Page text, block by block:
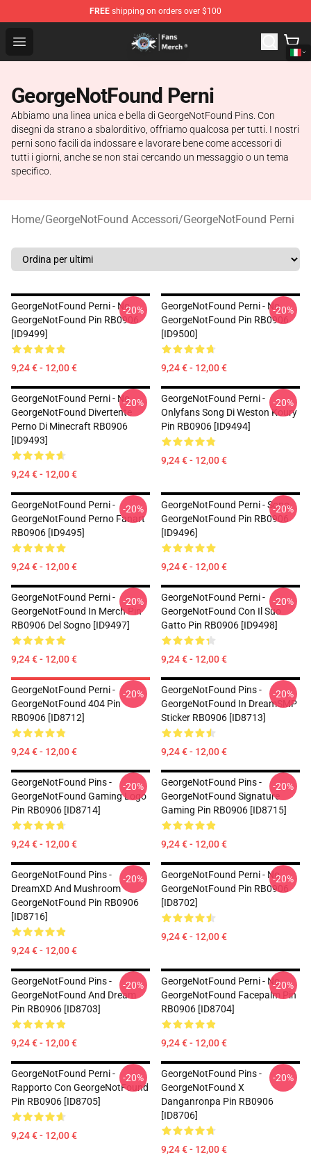
FREE shipping on orders over $100
Open menu
GeorgeNotFound Store - Official GeorgeNotFound
GeorgeNotFound Perni
Abbiamo una linea unica e bella di GeorgeNotFound Pins. Con
disegni da strano a sbalorditivo, offriamo qualcosa per tutti. I nostri
perni sono facili da indossare e lavorare bene come accessori di
tutti i giorni, anche se non stai cercando un messaggio o un tema
specifico.
Home/GeorgeNotFound Accessori/GeorgeNotFound Perni
GeorgeNotFound Perni - No.
GeorgeNotFound Pin RB0906
[ID9499]
9,24 € - 12,00 €
-20%
GeorgeNotFound Perni - No.
GeorgeNotFound Pin RB0906
[ID9500]
9,24 € - 12,00 €
-20%
GeorgeNotFound Perni - No.
GeorgeNotFound Divertente
Perno Di Minecraft RB0906
[ID9493]
9,24 € - 12,00 €
-20%
GeorgeNotFound Perni -
Onlyfans Song Di Weston Koury
Pin RB0906 [ID9494]
9,24 € - 12,00 €
-20%
GeorgeNotFound Perni -
GeorgeNotFound Perno Fanart
RB0906 [ID9495]
9,24 € - 12,00 €
-20%
GeorgeNotFound Perni - Sono
GeorgeNotFound Pin RB0906
[ID9496]
9,24 € - 12,00 €
-20%
GeorgeNotFound Perni -
GeorgeNotFound In Merch Pin
RB0906 Del Sogno [ID9497]
9,24 € - 12,00 €
-20%
GeorgeNotFound Perni -
GeorgeNotFound Con Il Suo
Gatto Pin RB0906 [ID9498]
9,24 € - 12,00 €
-20%
GeorgeNotFound Perni -
GeorgeNotFound 404 Pin
RB0906 [ID8712]
9,24 € - 12,00 €
-20%
GeorgeNotFound Pins -
GeorgeNotFound In DreamSMP
Sticker RB0906 [ID8713]
9,24 € - 12,00 €
-20%
GeorgeNotFound Pins -
GeorgeNotFound Gaming Logo
Pin RB0906 [ID8714]
9,24 € - 12,00 €
-20%
GeorgeNotFound Pins -
GeorgeNotFound Signature
Gaming Pin RB0906 [ID8715]
9,24 € - 12,00 €
-20%
GeorgeNotFound Pins -
DreamXD And Mushroom
GeorgeNotFound Pin RB0906
[ID8716]
9,24 € - 12,00 €
-20%
GeorgeNotFound Perni - No.
GeorgeNotFound Pin RB0906
[ID8702]
9,24 € - 12,00 €
-20%
GeorgeNotFound Pins -
GeorgeNotFound And Dream
Pin RB0906 [ID8703]
9,24 € - 12,00 €
-20%
GeorgeNotFound Perni - No.
GeorgeNotFound Facepalm Pin
RB0906 [ID8704]
9,24 € - 12,00 €
-20%
GeorgeNotFound Perni -
Rapporto Con GeorgeNotFound
Pin RB0906 [ID8705]
9,24 € - 12,00 €
-20%
GeorgeNotFound Pins -
GeorgeNotFound X
Danganronpa Pin RB0906
[ID8706]
9,24 € - 12,00 €
-20%